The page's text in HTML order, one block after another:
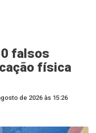
falsos
física
de 2026 às 15:26